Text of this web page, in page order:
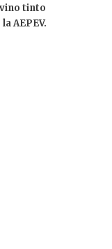
tinto
AEPEV.